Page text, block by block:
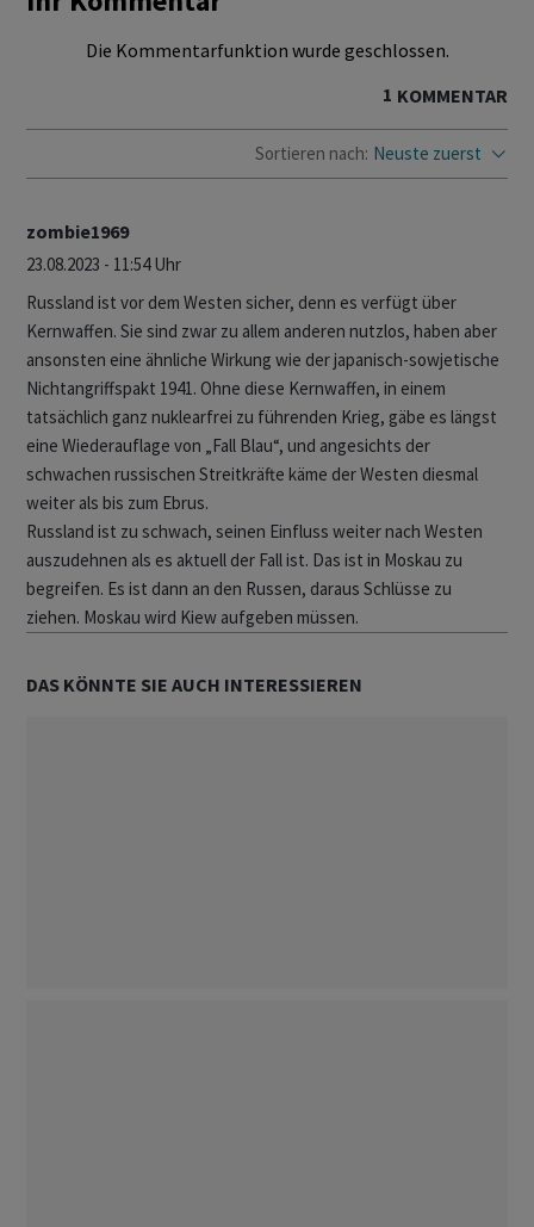
Die Kommentarfunktion wurde geschlossen.
1 KOMMENTAR
Sortieren nach: Neuste zuerst
zombie1969
23.08.2023 - 11:54 Uhr
Russland ist vor dem Westen sicher, denn es verfügt über
Kernwaffen. Sie sind zwar zu allem anderen nutzlos, haben aber
ansonsten eine ähnliche Wirkung wie der japanisch-sowjetische
Nichtangriffspakt 1941. Ohne diese Kernwaffen, in einem
tatsächlich ganz nuklearfrei zu führenden Krieg, gäbe es längst
eine Wiederauflage von „Fall Blau“, und angesichts der
schwachen russischen Streitkräfte käme der Westen diesmal
weiter als bis zum Ebrus.
Russland ist zu schwach, seinen Einfluss weiter nach Westen
auszudehnen als es aktuell der Fall ist. Das ist in Moskau zu
begreifen. Es ist dann an den Russen, daraus Schlüsse zu
ziehen. Moskau wird Kiew aufgeben müssen.
DAS KÖNNTE SIE AUCH INTERESSIEREN